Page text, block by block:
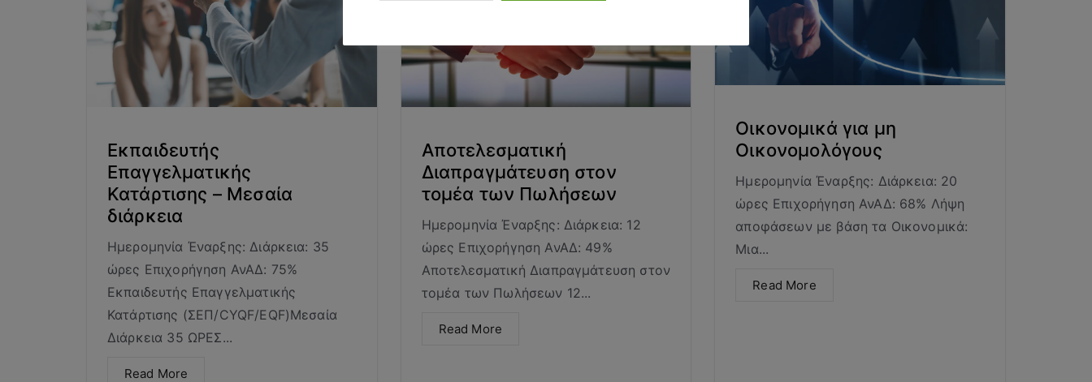
Εκπαιδευτής
Επαγγελματικής
Κατάρτισης – Μεσαία
διάρκεια
Ημερομηνία Έναρξης: Διάρκεια: 35
ώρες Επιχορήγηση ΑνΑΔ: 75%
Εκπαιδευτής Επαγγελματικής
Κατάρτισης (ΣΕΠ/CYQF/EQF)Μεσαία
Διάρκεια 35 ΩΡΕΣ...
Read More
Αποτελεσματική
Διαπραγμάτευση στον
τομέα των Πωλήσεων
Ημερομηνία Έναρξης: Διάρκεια: 12
ώρες Επιχορήγηση ΑνΑΔ: 49%
Αποτελεσματική Διαπραγμάτευση στον
τομέα των Πωλήσεων 12...
Read More
Οικονομικά για μη
Οικονομολόγους
Ημερομηνία Έναρξης: Διάρκεια: 20
ώρες Επιχορήγηση ΑνΑΔ: 68% Λήψη
αποφάσεων με βάση τα Οικονομικά:
Μια...
Read More